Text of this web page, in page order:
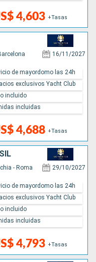
4,603 +Tasas
16/11/2027
4,688 +Tasas
de mayordomo las 24h
exclusivos Yacht Club
incluido
incluidas
- Roma 29/10/2027
4,793 +Tasas
de mayordomo las 24h
exclusivos Yacht Club
incluido
incluidas